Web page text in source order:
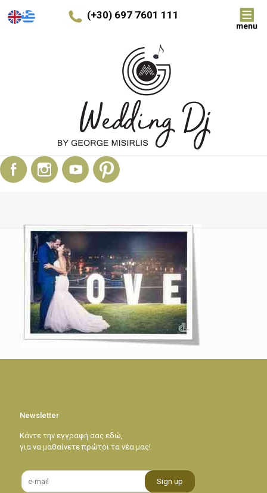
(+30) 697 7601 111
Newsletter
Κάντε την εγγραφή σας εδώ,
για να μαθαίνετε πρώτοι τα νέα μας!